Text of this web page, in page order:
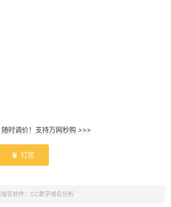
时调价！支持万网秒购 >>>
 打赏
域名软件：CC数字域名分析